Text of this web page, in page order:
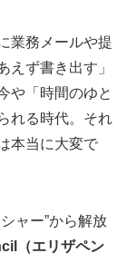
業務メールや提
えず書き出す」
や「時間のゆと
れる時代。それ
本当に大変で
ャー”から解放
（エリザペン